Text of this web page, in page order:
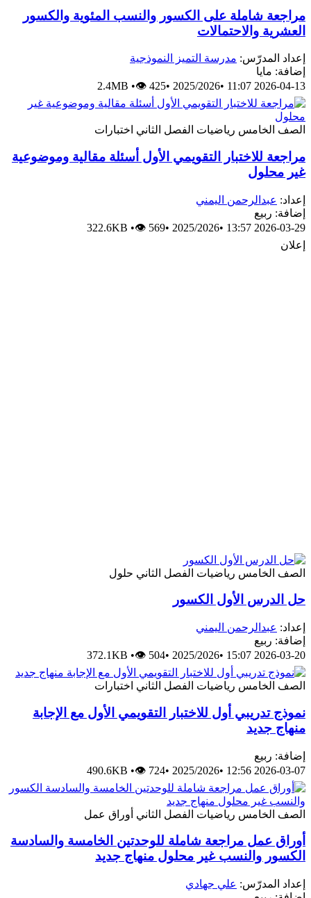
مراجعة شاملة على الكسور والنسب المئوية والكسور
العشرية والاحتمالات
إعداد المدرّس: مدرسة التميز النموذجية
إضافة: مايا
2026-04-13 11:07
•
2025/2026
•
2.4MB •👁 425
الصف الخامس رياضيات الفصل الثاني اختبارات
مراجعة للاختبار التقويمي الأول أسئلة مقالية وموضوعية
غير محلول
إعداد: عبدالرحمن اليمني
إضافة: ربيع
2026-03-29 13:57
•
2025/2026
•
322.6KB •👁 569
إعلان
الصف الخامس رياضيات الفصل الثاني حلول
حل الدرس الأول الكسور
إعداد: عبدالرحمن اليمني
إضافة: ربيع
2026-03-20 15:07
•
2025/2026
•
372.1KB •👁 504
الصف الخامس رياضيات الفصل الثاني اختبارات
نموذج تدريبي أول للاختبار التقويمي الأول مع الإجابة
منهاج جديد
إضافة: ربيع
2026-03-07 12:56
•
2025/2026
•
490.6KB •👁 724
الصف الخامس رياضيات الفصل الثاني أوراق عمل
أوراق عمل مراجعة شاملة للوحدتين الخامسة والسادسة
الكسور والنسب غير محلول منهاج جديد
إعداد المدرّس: علي جهادي